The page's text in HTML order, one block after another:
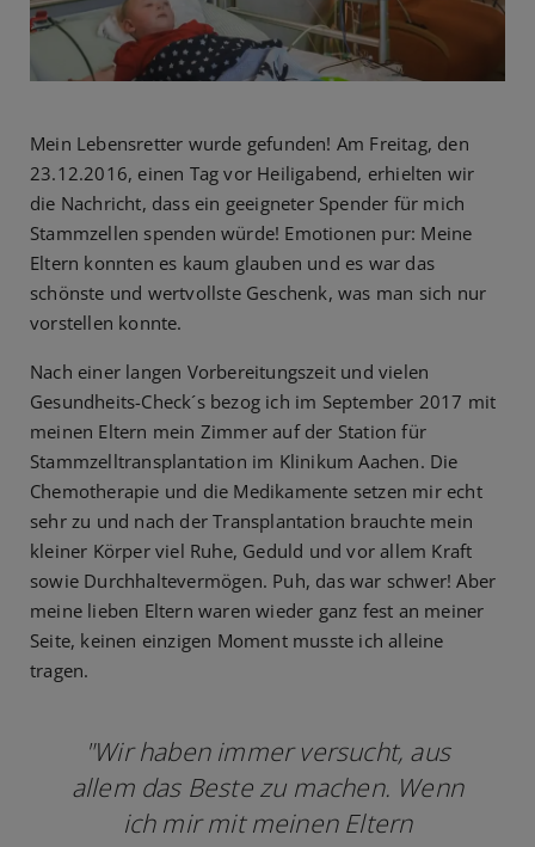
Mein Lebensretter wurde gefunden! Am Freitag, den
23.12.2016, einen Tag vor Heiligabend, erhielten wir
die Nachricht, dass ein geeigneter Spender für mich
Stammzellen spenden würde! Emotionen pur: Meine
Eltern konnten es kaum glauben und es war das
schönste und wertvollste Geschenk, was man sich nur
vorstellen konnte.
Nach einer langen Vorbereitungszeit und vielen
Gesundheits-Check´s bezog ich im September 2017 mit
meinen Eltern mein Zimmer auf der Station für
Stammzelltransplantation im Klinikum Aachen. Die
Chemotherapie und die Medikamente setzen mir echt
sehr zu und nach der Transplantation brauchte mein
kleiner Körper viel Ruhe, Geduld und vor allem Kraft
sowie Durchhaltevermögen. Puh, das war schwer! Aber
meine lieben Eltern waren wieder ganz fest an meiner
Seite, keinen einzigen Moment musste ich alleine
tragen.
"Wir haben immer versucht, aus
allem das Beste zu machen. Wenn
ich mir mit meinen Eltern